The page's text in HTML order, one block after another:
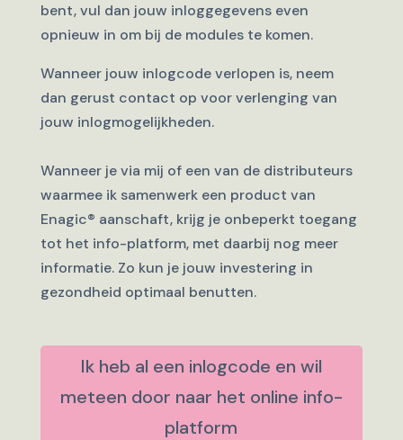
bent, vul dan jouw inloggegevens even
opnieuw in om bij de modules te komen.
Wanneer jouw inlogcode verlopen is, neem
dan gerust contact op voor verlenging van
jouw inlogmogelijkheden.
Wanneer je via mij of een van de distributeurs
waarmee ik samenwerk een product van
Enagic® aanschaft, krijg je onbeperkt toegang
tot het info-platform, met daarbij nog meer
informatie. Zo kun je jouw investering in
gezondheid optimaal benutten.
Ik heb al een inlogcode en wil
meteen door naar het online info-
platform